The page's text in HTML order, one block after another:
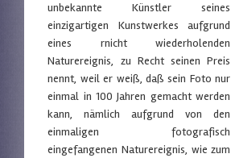
unbekannte Künstler seines
einzigartigen Kunstwerkes aufgrund
eines rnicht wiederholenden
Naturereignis, zu Recht seinen Preis
nennt, weil er weiß, daß sein Foto nur
einmal in 100 Jahren gemacht werden
kann, nämlich aufgrund von den
einmaligen fotografisch
eingefangenen Naturereignis, wie zum